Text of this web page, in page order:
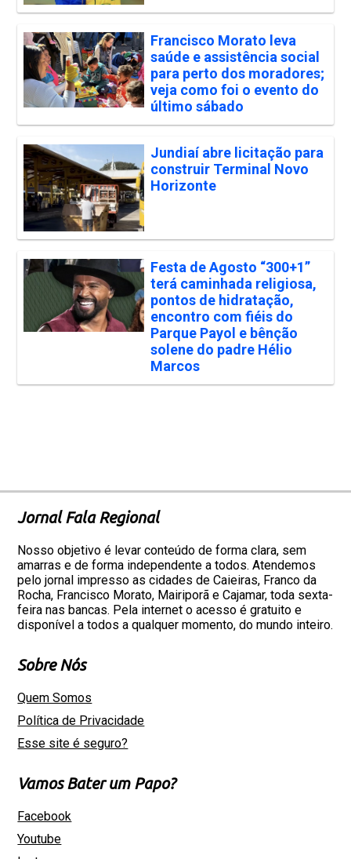
Francisco Morato leva
saúde e assistência social
para perto dos moradores;
veja como foi o evento do
último sábado
Jundiaí abre licitação para
construir Terminal Novo
Horizonte
Festa de Agosto “300+1”
terá caminhada religiosa,
pontos de hidratação,
encontro com fiéis do
Parque Payol e bênção
solene do padre Hélio
Marcos
Jornal Fala Regional
Nosso objetivo é levar conteúdo de forma clara, sem
amarras e de forma independente a todos. Atendemos
pelo jornal impresso as cidades de Caieiras, Franco da
Rocha, Francisco Morato, Mairiporã e Cajamar, toda sexta-
feira nas bancas. Pela internet o acesso é gratuito e
disponível a todos a qualquer momento, do mundo inteiro.
Sobre Nós
Quem Somos
Política de Privacidade
Esse site é seguro?
Vamos Bater um Papo?
Facebook
Youtube